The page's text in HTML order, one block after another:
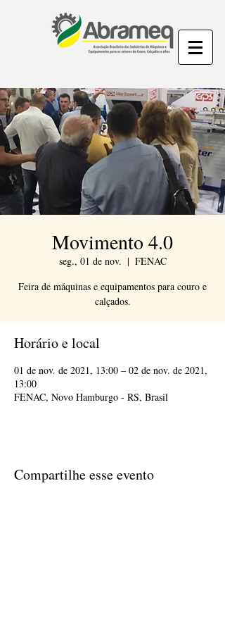
Movimento 4.0
seg., 01 de nov.
  |
FENAC
Feira de máquinas e equipamentos para couro e
calçados.
Horário e local
01 de nov. de 2021, 13:00 – 02 de nov. de 2021,
13:00
FENAC, Novo Hamburgo - RS, Brasil
Compartilhe esse evento